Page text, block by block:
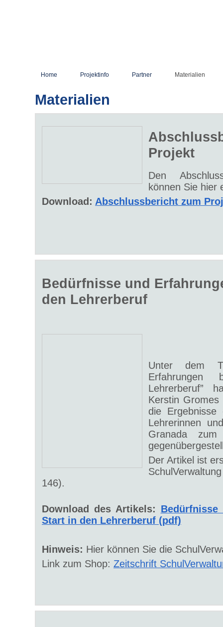
Home Projektinfo Partner Materialien
Materialien
Projekt
Den
können Sie hier
Download: Abschlussbericht zum
Bedürfnisse und
den Lehrerberuf
Unter dem
Lehrerberuf”
Kerstin
die Ergebnisse
Lehrerinnen
Granada zum
Der Artikel ist
146).
Download des Artikels: Bedürfnisse
Start in den Lehrerberuf (pdf)
Hinweis: Hier können Sie die
Link zum Shop: Zeitschrift